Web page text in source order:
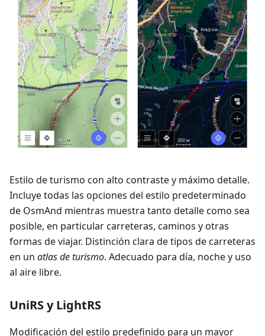
Estilo de turismo con alto contraste y máximo detalle.
Incluye todas las opciones del estilo predeterminado
de OsmAnd mientras muestra tanto detalle como sea
posible, en particular carreteras, caminos y otras
formas de viajar. Distinción clara de tipos de carreteras
en un atlas de turismo. Adecuado para día, noche y uso
al aire libre.
UniRS y LightRS
Modificación del estilo predefinido para un mayor